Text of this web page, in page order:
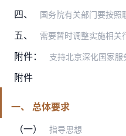
四、 国务院有关部门要按照职责分工，积极支持北京深化国家服务业扩大开放综
五、 需要暂时调整实施相关行政法规、国务院文件和经国务院批准的部门规章的
附件： 支持北京深化国家服务
附件
一、 总体要求
（一）
指导思想